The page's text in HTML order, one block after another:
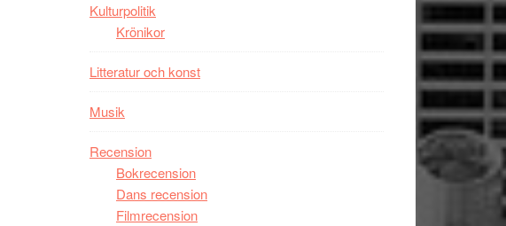
Kulturpolitik
Krönikor
Litteratur och konst
Musik
Recension
Bokrecension
Dans recension
Filmrecension